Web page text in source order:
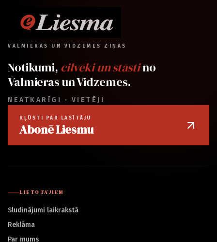
VALMIERAS UN VIDZEMES ZIŅAS
Notikumi, cilvēki un stāstino
Valmieras un Vidzemes.
NEATKARĪGI · VIETĒJI
KĻŪSTI PAR LASĪTĀJU
Abonē Liesmu
LIETOTĀJIEM
Sludinājumi laikrakstā
Reklāma
Par mums